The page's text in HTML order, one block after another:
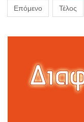
Επόμενο Τέλος